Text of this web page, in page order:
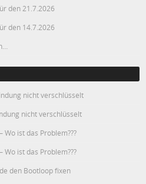
den 21.7.2026
den 14.7.2026
nicht verschlüsselt
nicht verschlüsselt
Wo ist das Problem???
Wo ist das Problem???
den Bootloop fixen